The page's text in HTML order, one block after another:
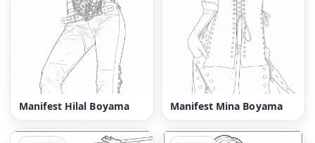
Manifest Hilal Boyama Manifest Mina Boyama